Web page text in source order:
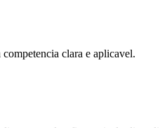
clara e aplicavel.